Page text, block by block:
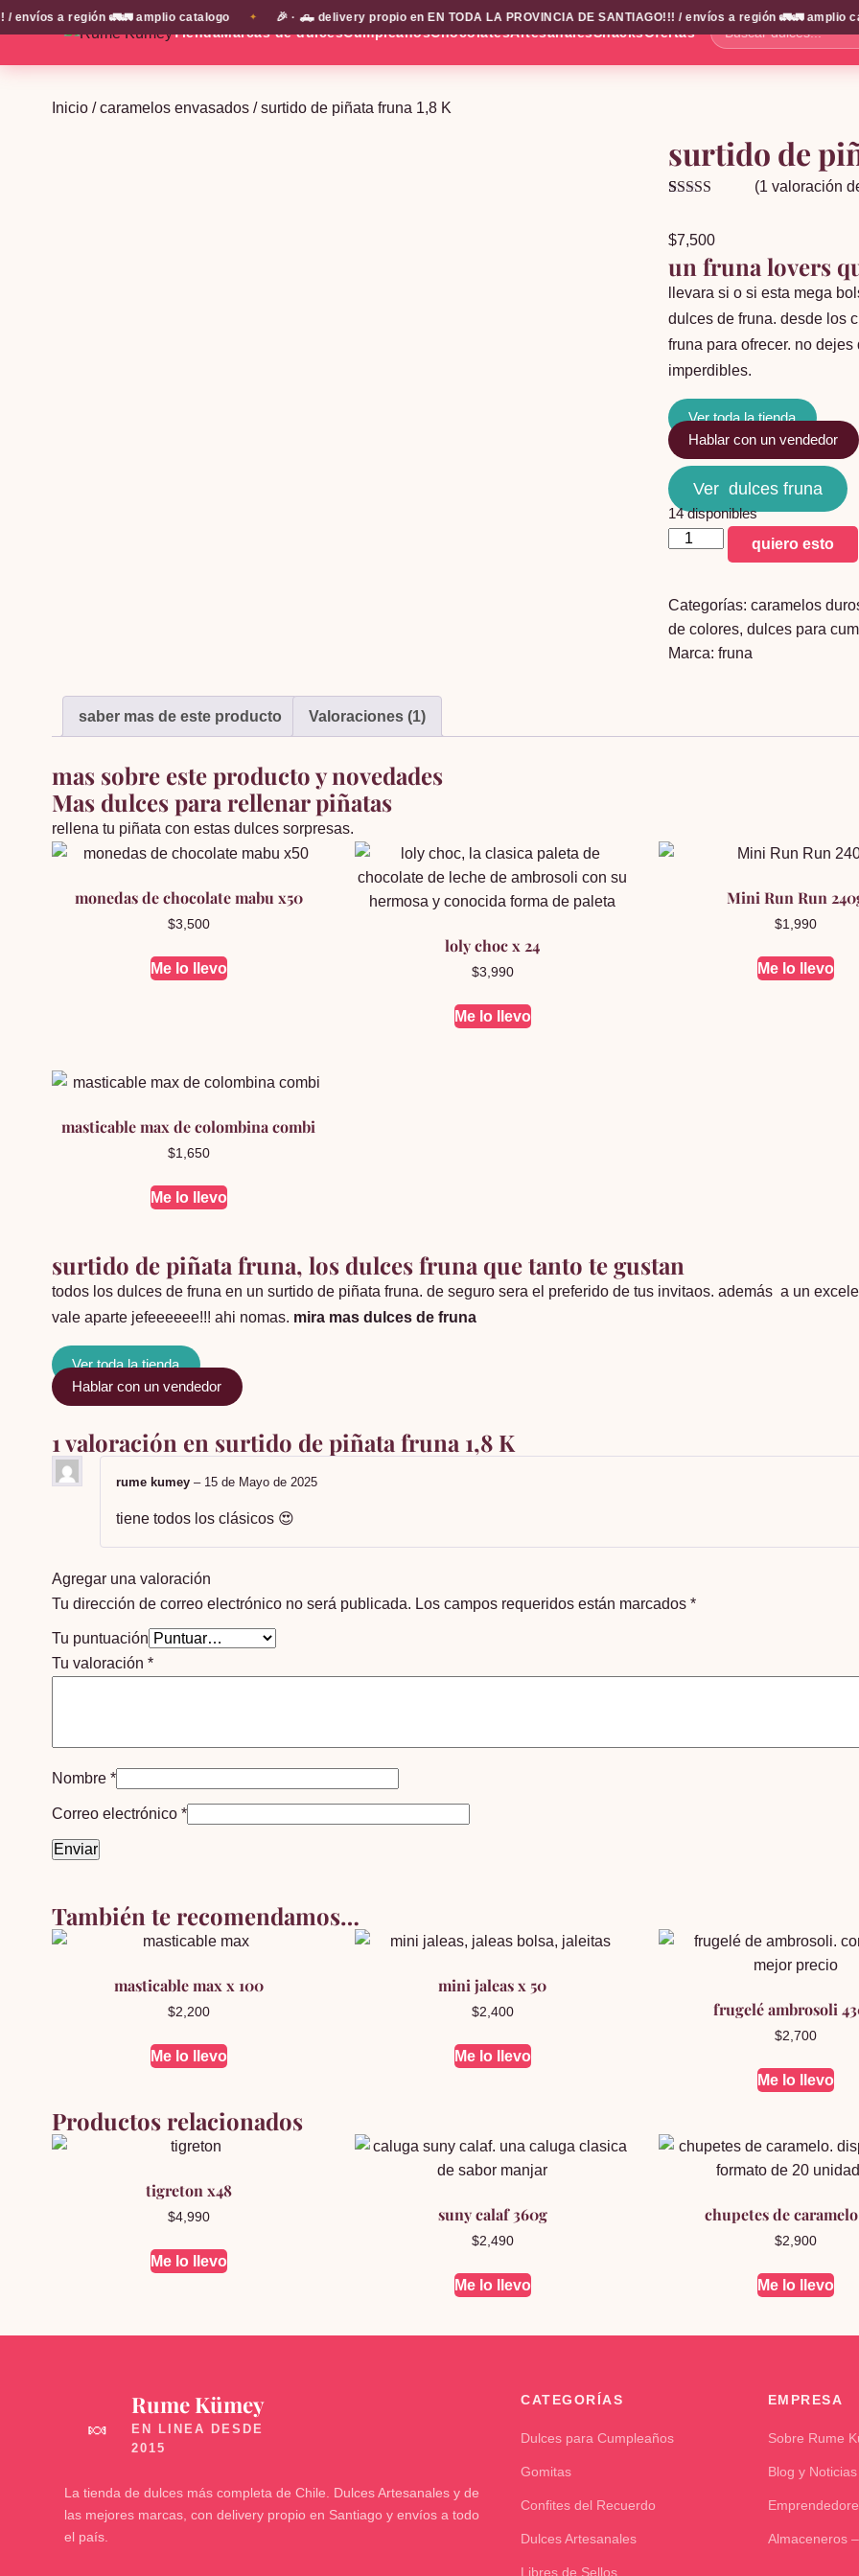
a región 🚛🚛 amplio catalogo ✦ 🎉 · 🛻 delivery propio en EN TODA LA PROVINCIA DE SANTIAGO!!! / envíos a región 🚛🚛 amplio catalogo
TiendaMarcas de dulcesCumpleañosChocolatesArtesanalesSnacksOfertas
Buscar
dulces...
Inicio/caramelos envasados/ surtido de piñata fruna 1,8 K
surtido de
basado en
puntuación
de cliente
(1 valoración
$7,500
un fruna lovers
llevara si o si esta mega
dulces de fruna. desde los
fruna para ofrecer. no
imperdibles.
Ver toda la tienda
Hablar con un vendedor
Ver dulces fruna
14 disponibles
surtido
fruna
1,8
K
quiero esto
Categorías: caramelos
de colores, dulces para
Marca: fruna
saber mas de este producto Valoraciones (1)
mas sobre este producto y novedades
Mas dulces para rellenar piñatas
rellena tu piñata con estas dulces sorpresas.
monedas de chocolate mabu x50
$3,500
Me lo llevo
loly choc x 24
$3,990
Me lo llevo
Mini Run Run
$1,990
Me lo llevo
masticable max de colombina combi
$1,650
Me lo llevo
surtido de piñata fruna, los dulces fruna que tanto te gustan
todos los dulces de fruna en un surtido de piñata fruna. de seguro sera el preferido de tus invitaos. además a un
vale aparte jefeeeeee!!! ahi nomas. mira mas dulces de fruna
Ver toda la tienda
Hablar con un vendedor
1 valoración en surtido de piñata fruna 1,8 K
rume kumey – 15 de Mayo de 2025
tiene todos los clásicos 😍
Agregar una valoración
Tu dirección de correo electrónico no será publicada. Los campos requeridos están marcados *
Tu puntuación
Tu valoración *
Nombre *
Correo electrónico *
También te recomendamos…
masticable max x 100
$2,200
Me lo llevo
mini jaleas x 50
$2,400
Me lo llevo
frugelé ambrosoli
$2,700
Me lo llevo
Productos relacionados
tigreton x48
$4,990
Me lo llevo
suny calaf 360g
$2,490
Me lo llevo
chupetes de
$2,900
Me lo llevo
🍬
Rume Kümey
La tienda de dulces más completa de Chile. Dulces Artesanales y de
las mejores marcas, con delivery propio en Santiago y envíos a todo
el país.
CATEGORÍAS
Dulces para Cumpleaños
Gomitas
Confites del Recuerdo
Dulces Artesanales
Libres de Sellos
EMPRESA
Sobre Rume
Blog y Noticias
Almaceneros